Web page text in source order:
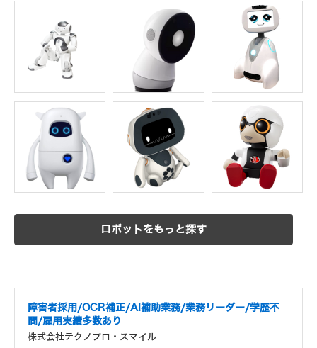
ロボットをもっと探す
障害者採用/OCR補正/AI補助業務/業務リーダー/学歴不
問/雇用実績多数あり
株式会社テクノプロ・スマイル